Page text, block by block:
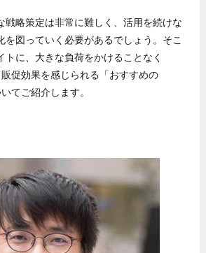
戦略策定は非常に難しく、活用を続けな
を図っていく必要があるでしょう。そこ
トに、大きな負荷をかけることなく
促効果を感じられる「おすすめの
てご紹介します。